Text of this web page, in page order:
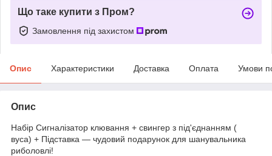
Що таке купити з Пром?
Замовлення під захистом
Опис Характеристики Доставка Оплата Умови
Опис
Набір Сигналізатор клювання + свингер з під'єднанням (
вуса) + Підставка — чудовий подарунок для шанувальника
риболовлі!